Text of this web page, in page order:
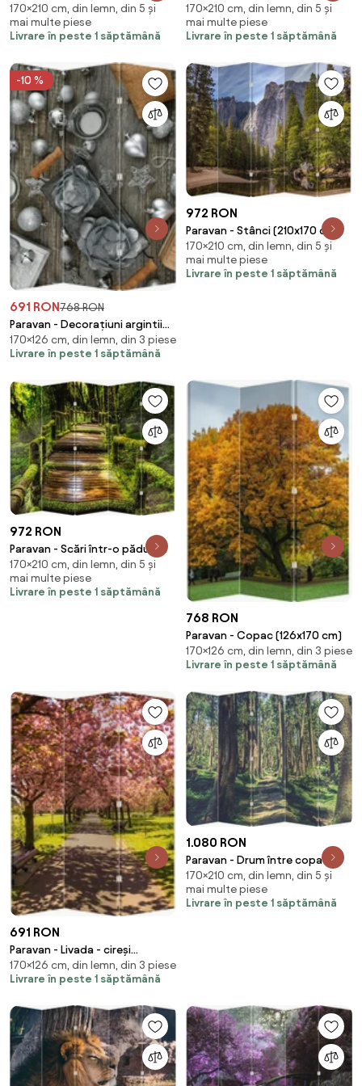
(210x170 cm)
170×210 cm, din lemn, din 5 și
mai multe piese
Livrare în peste 1 săptămână
cm)
170×210 cm, din lemn, din 5 și
mai multe piese
Livrare în peste 1 săptămână
-10 %
691 RON768 RON
Paravan - Decorațiuni argintii
de Crăciun (126x170 cm)
170×126 cm, din lemn, din 3 piese
Livrare în peste 1 săptămână
972 RON
Paravan - Stânci (210x170 cm)
170×210 cm, din lemn, din 5 și
mai multe piese
Livrare în peste 1 săptămână
972 RON
Paravan - Scări într-o pădure
tropicală (210x170 cm)
170×210 cm, din lemn, din 5 și
mai multe piese
Livrare în peste 1 săptămână
768 RON
Paravan - Copac (126x170 cm)
170×126 cm, din lemn, din 3 piese
Livrare în peste 1 săptămână
691 RON
Paravan - Livada - cireși
(126x170 cm)
170×126 cm, din lemn, din 3 piese
Livrare în peste 1 săptămână
1.080 RON
Paravan - Drum între copaci
(210x170 cm)
170×210 cm, din lemn, din 5 și
mai multe piese
Livrare în peste 1 săptămână